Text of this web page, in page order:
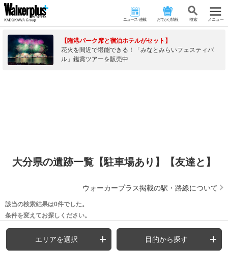
ニュース･連載 おでかけ情報 検 索 メニュー
【臨港パーク席と宿泊ホテルがセット】
花火を間近で堪能できる！「みなとみらいフェスティバ
ル」鑑賞ツアーを販売中
大分県の遺跡一覧【駐車場あり】【友達と】
ウォーカープラス掲載の駅・路線について
該当の検索結果は0件でした。
条件を変えてお探しください。
エリアを選択 目的から探す